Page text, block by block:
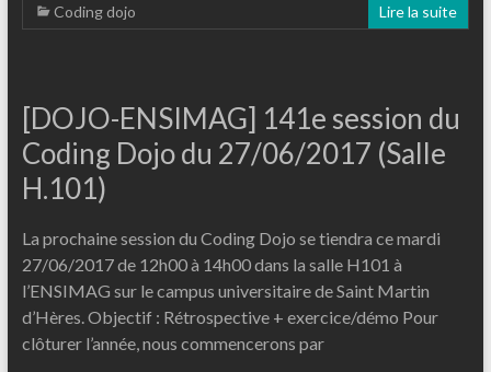
Coding dojo
Lire la suite
[DOJO-ENSIMAG] 141e session du
Coding Dojo du 27/06/2017 (Salle
H.101)
La prochaine session du Coding Dojo se tiendra ce mardi
27/06/2017 de 12h00 à 14h00 dans la salle H101 à
l’ENSIMAG sur le campus universitaire de Saint Martin
d’Hères. Objectif : Rétrospective + exercice/démo Pour
clôturer l’année, nous commencerons par